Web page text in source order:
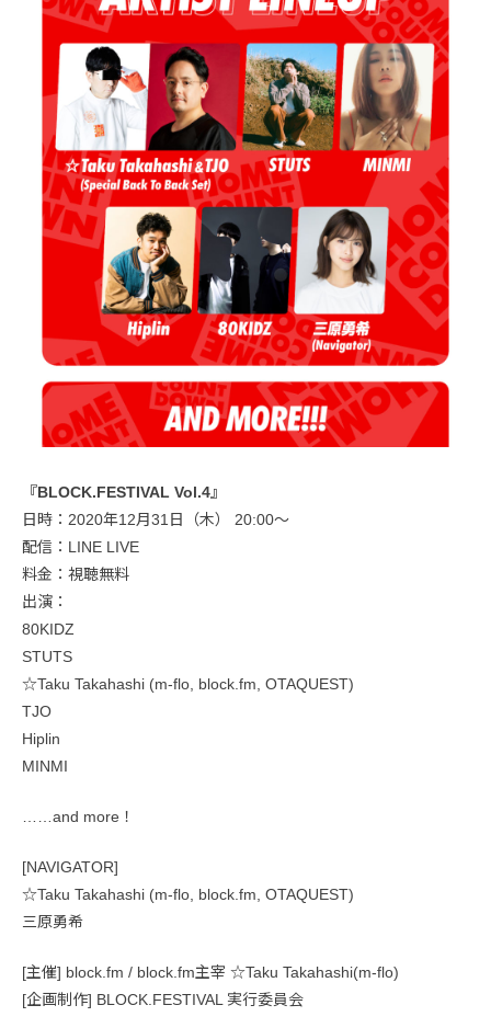
『BLOCK.FESTIVAL Vol.4』
日時：2020年12月31日（木） 20:00〜
配信：LINE LIVE
料金：視聴無料
出演：
80KIDZ
STUTS
☆Taku Takahashi (m-flo, block.fm, OTAQUEST)
TJO
Hiplin
MINMI
……and more！
[NAVIGATOR]
☆Taku Takahashi (m-flo, block.fm, OTAQUEST)
三原勇希
[主催] block.fm / block.fm主宰 ☆Taku Takahashi(m-flo)
[企画制作] BLOCK.FESTIVAL 実行委員会